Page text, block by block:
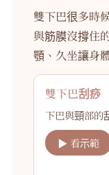
雙下巴很多時
與筋膜沒撐住
顎、久坐讓身
雙下巴刮痧
下巴與頸部的
▶ 看示範